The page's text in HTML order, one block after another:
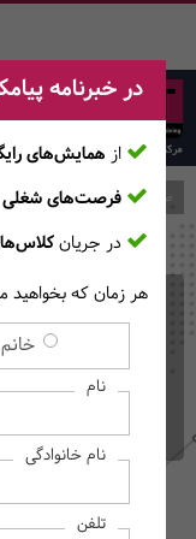
دوره
صفحه اصلی دوره‌ها
در خبرنامه
از همایش‌های
فرصت‌های شغلی
در جریان
هر زمان که بخواهید
خانم
نام
نام خانوادگی
تلفن